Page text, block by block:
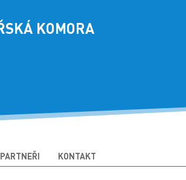
KOMORA
PARTNEŘI KONTAKT